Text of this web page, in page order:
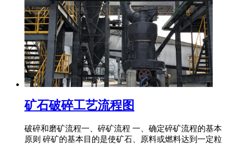
矿石破碎工艺流程图
破碎和磨矿流程一、碎矿流程 一、确定碎矿流程的基本
原则 碎矿的基本目的是使矿石、原料或燃料达到一定粒